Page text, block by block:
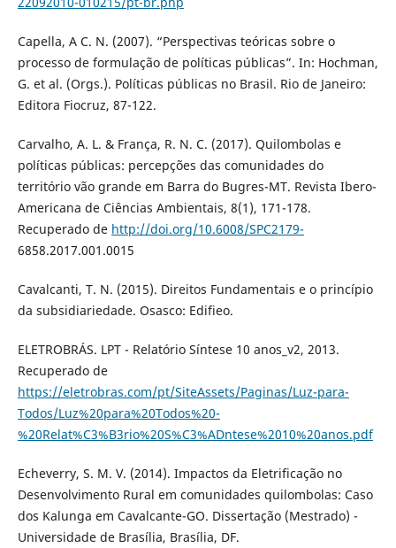
Capella, A C. N. (2007). “Perspectivas teóricas sobre o
processo de formulação de políticas públicas”. In: Hochman,
G. et al. (Orgs.). Políticas públicas no Brasil. Rio de Janeiro:
Editora Fiocruz, 87-122.
Carvalho, A. L. & França, R. N. C. (2017). Quilombolas e
políticas públicas: percepções das comunidades do
território vão grande em Barra do Bugres-MT. Revista Ibero-
Americana de Ciências Ambientais, 8(1), 171-178.
Recuperado de http://doi.org/10.6008/SPC2179-
6858.2017.001.0015
Cavalcanti, T. N. (2015). Direitos Fundamentais e o princípio
da subsidiariedade. Osasco: Edifieo.
ELETROBRÁS. LPT - Relatório Síntese 10 anos_v2, 2013.
Recuperado de
https://eletrobras.com/pt/SiteAssets/Paginas/Luz-para-
Todos/Luz%20para%20Todos%20-
%20Relat%C3%B3rio%20S%C3%ADntese%2010%20anos.pdf
Echeverry, S. M. V. (2014). Impactos da Eletrificação no
Desenvolvimento Rural em comunidades quilombolas: Caso
dos Kalunga em Cavalcante-GO. Dissertação (Mestrado) -
Universidade de Brasília, Brasília, DF.